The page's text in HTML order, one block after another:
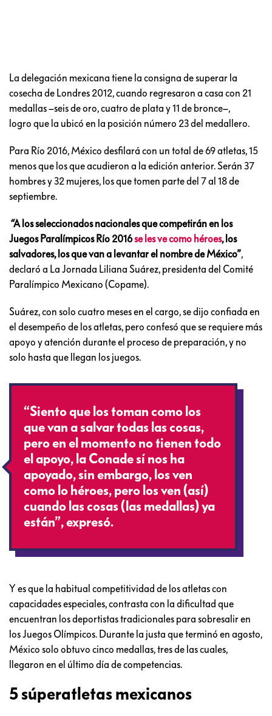
La delegación mexicana tiene la consigna de superar la
cosecha de Londres 2012, cuando regresaron a casa con 21
medallas –seis de oro, cuatro de plata y 11 de bronce–,
logro que la ubicó en la posición número 23 del medallero.
Para Río 2016, México desfilará con un total de 69 atletas, 15
menos que los que acudieron a la edición anterior. Serán 37
hombres y 32 mujeres, los que tomen parte del 7 al 18 de
septiembre.
“A los seleccionados nacionales que competirán en los
Juegos Paralímpicos Río 2016se les ve como héroes, los
salvadores, los que van a levantar el nombre de México”,
declaró a La Jornada Liliana Suárez, presidenta del Comité
Paralímpico Mexicano (Copame).
Suárez, con solo cuatro meses en el cargo, se dijo confiada en
el desempeño de los atletas, pero confesó que se requiere más
apoyo y atención durante el proceso de preparación, y no
solo hasta que llegan los juegos.
“Siento que los toman como los
que van a salvar todas las cosas,
pero en el momento no tienen todo
el apoyo, la Conade sí nos ha
apoyado, sin embargo, los ven
como lo héroes, pero los ven (así)
cuando las cosas (las medallas) ya
están”, expresó.
Y es que la habitual competitividad de los atletas con
capacidades especiales, contrasta con la dificultad que
encuentran los deportistas tradicionales para sobresalir en
los Juegos Olímpicos. Durante la justa que terminó en agosto,
México solo obtuvo cinco medallas, tres de las cuales,
llegaron en el último día de competencias.
5 súperatletas mexicanos